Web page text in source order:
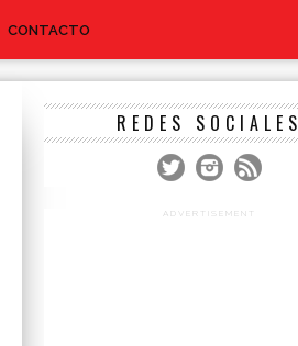
CONTACTO
REDES SOCIALES
ADVERTISEMENT